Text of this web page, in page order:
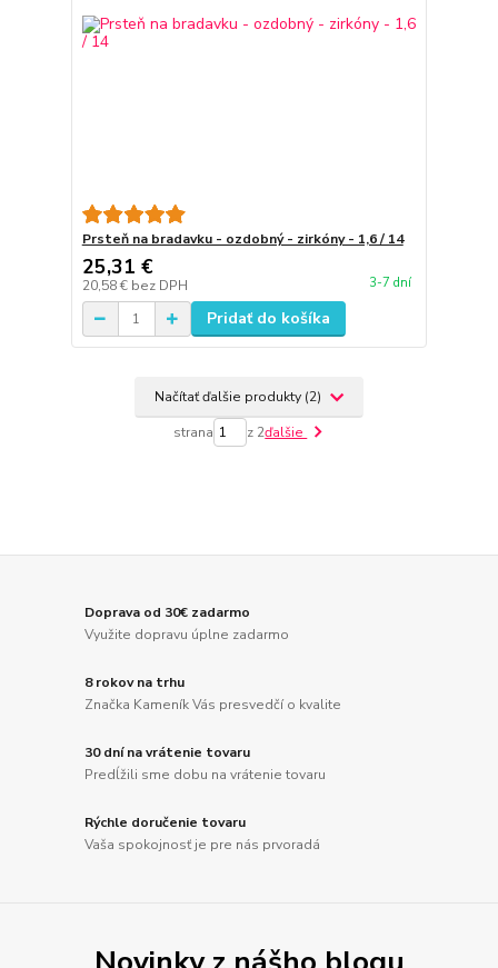
Prsteň na bradavku - ozdobný - zirkóny - 1,6 / 14
25,31 €
20,58 € bez DPH 3-7 dní
Pridať do košíka
Načítať ďalšie produkty (2)
strana z 2ďalšie
Doprava od 30€ zadarmo
Využite dopravu úplne zadarmo
8 rokov na trhu
Značka Kameník Vás presvedčí o kvalite
30 dní na vrátenie tovaru
Predĺžili sme dobu na vrátenie tovaru
Rýchle doručenie tovaru
Vaša spokojnosť je pre nás prvoradá